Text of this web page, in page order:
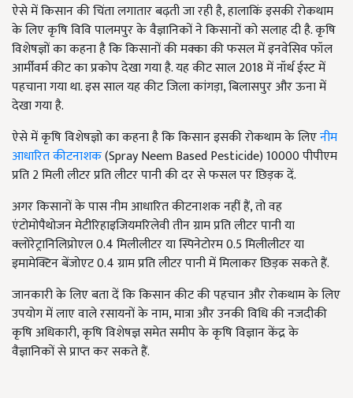
ऐसे में किसान की चिंता लगातार बढ़ती जा रही है, हालाकिं इसकी रोकथाम
के लिए कृषि विवि पालमपुर के वैज्ञानिकों ने किसानों को सलाह दी है. कृषि
विशेषज्ञों का कहना है कि किसानों की मक्का की फसल में इनवेसिव फॉल
आर्मीवर्म कीट का प्रकोप देखा गया है. यह कीट साल 2018 में नॉर्थ ईस्ट में
पहचाना गया था. इस साल यह कीट जिला कांगड़ा, बिलासपुर और ऊना में
देखा गया है.
ऐसे में कृषि विशेषज्ञो का कहना है कि किसान इसकी रोकथाम के लिएनीम
आधारित कीटनाशक(Spray Neem Based Pesticide) 10000 पीपीएम
प्रति 2 मिली लीटर प्रति लीटर पानी की दर से फसल पर छिड़क दें.
अगर किसानों के पास नीम आधारित कीटनाशक नहीं हैं, तो वह
एंटोमोपैथोजन मेटीरिहाइजियमरिलेवी तीन ग्राम प्रति लीटर पानी या
क्लोरेट्रानिलिप्रोएल 0.4 मिलीलीटर या स्पिनेटोरम 0.5 मिलीलीटर या
इमामेक्टिन बेंजोएट 0.4 ग्राम प्रति लीटर पानी में मिलाकर छिड़क सकते हैं.
जानकारी के लिए बता दें कि किसान कीट की पहचान और रोकथाम के लिए
उपयोग में लाए वाले रसायनों के नाम, मात्रा और उनकी विधि की नजदीकी
कृषि अधिकारी, कृषि विशेषज्ञ समेत समीप के कृषि विज्ञान केंद्र के
वैज्ञानिकों से प्राप्त कर सकते हैं.